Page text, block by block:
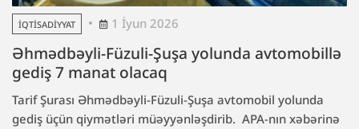
İQTISADIYYAT 1 İyun 2026
Əhmədbəyli-Füzuli-Şuşa yolunda avtomobillə
gediş 7 manat olacaq
Tarif Şurası Əhmədbəyli-Füzuli-Şuşa avtomobil yolunda
gediş üçün qiymətləri müəyyənləşdirib. APA-nın xəbərinə